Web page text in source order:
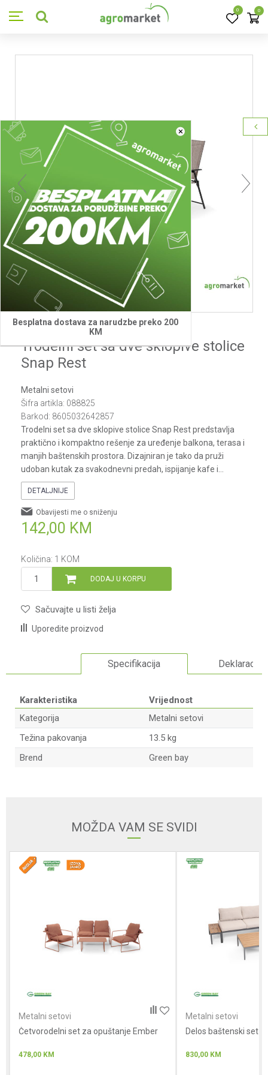
0 0
×
Besplatna dostava za narudzbe preko 200
KM
1 2 5 6
Green bay
Trodelni set sa dve sklopive stolice
Snap Rest
Metalni setovi
Šifra artikla: 088825
Barkod: 8605032642857
Trodelni set sa dve sklopive stolice Snap Rest predstavlja
praktično i kompaktno rešenje za uređenje balkona, terasa i
manjih baštenskih prostora. Dizajniran je tako da pruži
udoban kutak za svakodnevni predah, ispijanje kafe i
DETALJNIJE
142,00 KM
Obavijesti me o sniženju
Količina: 1 KOM
DODAJ U KORPU
Sačuvajte u listi želja
Uporedite proizvod
Specifikacija Deklaracija
Karakteristika
Vrijednost
Kategorija
Metalni setovi
Težina pakovanja
13.5 kg
Brend
Green bay
POŠALJI
MOŽDA VAM SE SVIDI
Metalni setovi
Četvorodelni set za opuštanje Ember
478,00 KM
Metalni setovi
Delos baštenski set
830,00 KM